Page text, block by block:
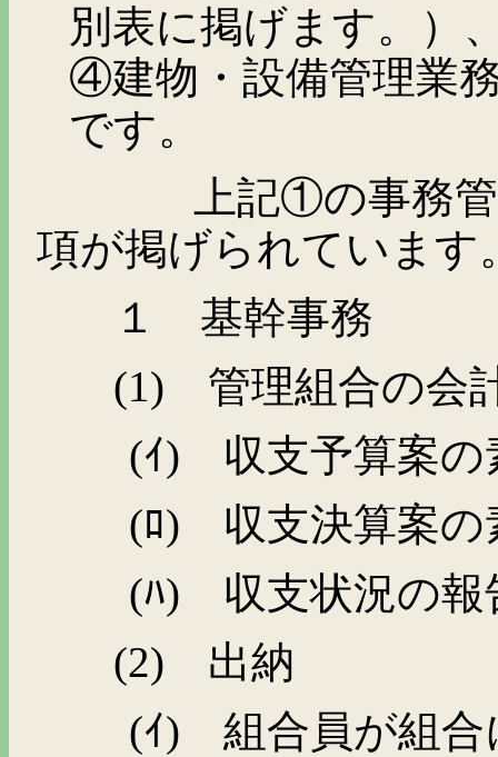
別表に掲げます。）
④建物・設備管理業
です。
上記①の事務管理
項が掲げられています
１ 基幹事務
(1) 管理組合の会
(ｲ) 収支予算案の
(ﾛ) 収支決算案の
(ﾊ) 収支状況の報
(2) 出納
(ｲ) 組合員が組合